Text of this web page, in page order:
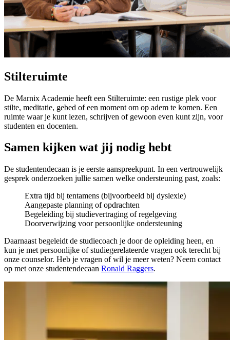
Stilteruimte
De Marnix Academie heeft een Stilteruimte: een rustige plek voor
stilte, meditatie, gebed of een moment om op adem te komen. Een
ruimte waar je kunt lezen, schrijven of gewoon even kunt zijn, voor
studenten en docenten.
Samen kijken wat jij nodig hebt
De studentendecaan is je eerste aanspreekpunt. In een vertrouwelijk
gesprek onderzoeken jullie samen welke ondersteuning past, zoals:
Extra tijd bij tentamens (bijvoorbeeld bij dyslexie)
Aangepaste planning of opdrachten
Begeleiding bij studievertraging of regelgeving
Doorverwijzing voor persoonlijke ondersteuning
Daarnaast begeleidt de studiecoach je door de opleiding heen, en
kun je met persoonlijke of studiegerelateerde vragen ook terecht bij
onze counselor. Heb je vragen of wil je meer weten? Neem contact
op met onze studentendecaan Ronald Raggers.